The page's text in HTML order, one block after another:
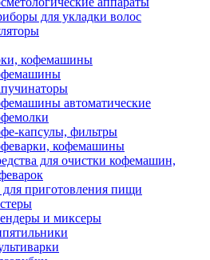
для укладки волос
кофемашины
автоматические
капсулы, фильтры
кофемашины
для очистки кофемашин,
для приготовления пищи
и миксеры